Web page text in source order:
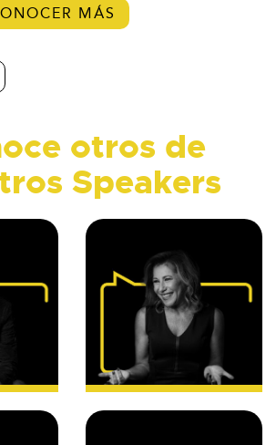
MÁS
otros de
Speakers